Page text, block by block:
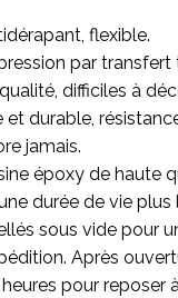
flexible.
par
difficiles à
et durable,
jamais.
époxy de haute
durée de vie plus
sous vide pour
Après
pour reposer